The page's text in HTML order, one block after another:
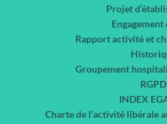
Projet
Rapport activité et
Groupement
RGPD
INDEX
Charte de l’activité libérale